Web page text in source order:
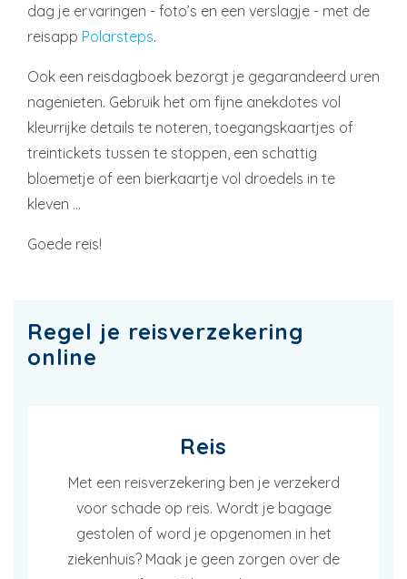
dag je ervaringen - foto’s en een verslagje - met de
reisapp Polarsteps.
Ook een reisdagboek bezorgt je gegarandeerd uren
nagenieten. Gebruik het om fijne anekdotes vol
kleurrijke details te noteren, toegangskaartjes of
treintickets tussen te stoppen, een schattig
bloemetje of een bierkaartje vol droedels in te
kleven …
Goede reis!
Regel je reisverzekering
online
Reis
Met een reisverzekering ben je verzekerd
voor schade op reis. Wordt je bagage
gestolen of word je opgenomen in het
ziekenhuis? Maak je geen zorgen over de